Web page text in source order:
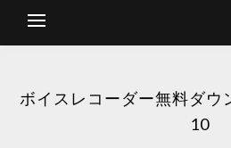
ボイスレコーダー無料ダ
10